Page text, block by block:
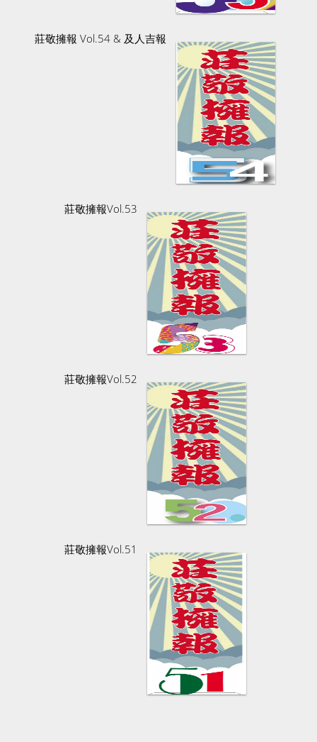
莊敬擁報 Vol.54 & 及人吉報
莊敬擁報Vol.53
莊敬擁報Vol.52
莊敬擁報Vol.51